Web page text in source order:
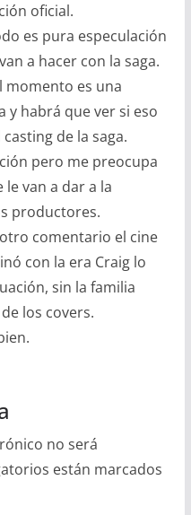
oficial.
es pura especulación
a hacer con la saga.
momento es una
y habrá que ver si eso
de la saga.
pero me preocupa
van a dar a la
productores.
comentario el cine
con la era Craig lo
sin la familia
los covers.
no será
están marcados